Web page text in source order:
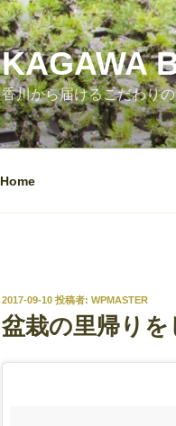
KAGAWA
香川から届けるこだわり
Home
投
稿
日:
2017-09-10 投稿者: WPMASTER
盆栽の里帰りを